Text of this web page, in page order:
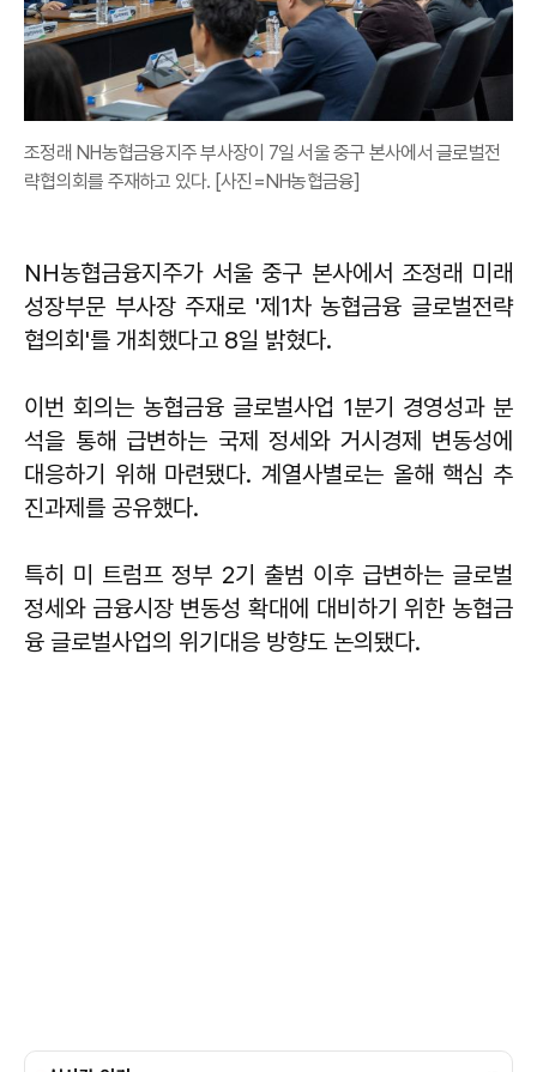
조정래 NH농협금융지주 부사장이 7일 서울 중구 본사에서 글로벌전
략협의회를 주재하고 있다. [사진=NH농협금융]
NH농협금융지주가 서울 중구 본사에서 조정래 미래
성장부문 부사장 주재로 '제1차 농협금융 글로벌전략
협의회'를 개최했다고 8일 밝혔다.
이번 회의는 농협금융 글로벌사업 1분기 경영성과 분
석을 통해 급변하는 국제 정세와 거시경제 변동성에
대응하기 위해 마련됐다. 계열사별로는 올해 핵심 추
진과제를 공유했다.
특히 미 트럼프 정부 2기 출범 이후 급변하는 글로벌
정세와 금융시장 변동성 확대에 대비하기 위한 농협금
융 글로벌사업의 위기대응 방향도 논의됐다.